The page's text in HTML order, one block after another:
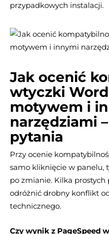
przypadkowych instalacji.
Jak ocenić
wtyczki
motywem i
narzędziami
pytania
Przy ocenie
samo kliknięcie w panelu,
po zmianie. Kilka
odróżnić drobny konflikt
technicznego.
Czy wynik z PageSpeed